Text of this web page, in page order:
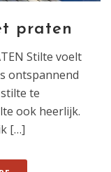
praten
Stilte voelt
ontspannend
te
ook heerlijk.
[…]